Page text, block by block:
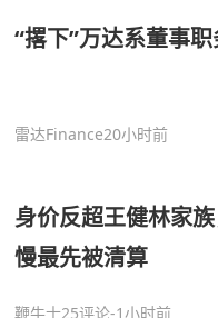
“撂下”万达系董事
雷达Finance20小时前
身价反超王健林家
慢最先被清算
鞭牛士25评论-1小时前